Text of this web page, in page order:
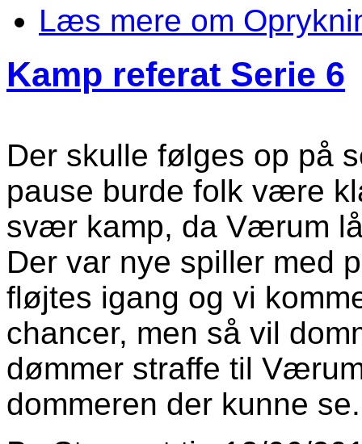
Læs mere om
Kamp referat Serie 6
Der skulle følges op på
pause burde folk være
svær kamp, da Værum
Der var nye spiller med
fløjtes igang og vi
chancer, men så vil
dømmer straffe til
dommeren der kunne se.